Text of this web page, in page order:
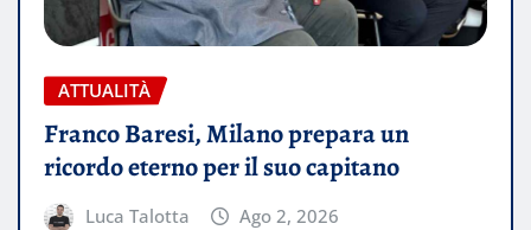
ATTUALITÀ
Franco Baresi, Milano prepara un
ricordo eterno per il suo capitano
Luca Talotta Ago 2, 2026